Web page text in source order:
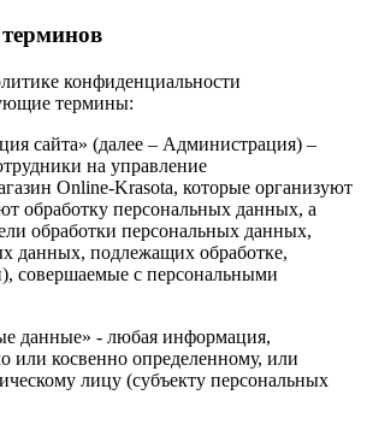
конфиденциальности
термины:
сайта» (далее – Администрация) –
на управление
Online-Krasota, которые организуют
обработку персональных данных, а
обработки персональных данных,
данных, подлежащих обработке,
совершаемые с персональными
данные» - любая информация,
или косвенно определенному, или
лицу (субъекту персональных